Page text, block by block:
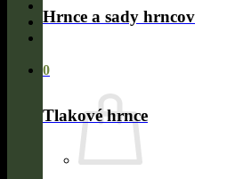
0
Hrnce a sady hrncov
Tlakové hrnce